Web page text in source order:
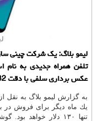
لیمو بلاگ: یك شركت چینی
عكس برداری سلفی با دقت 32 مگاپیكسل است.
به گزارش لیمو بلاگ به نقل
یك ماه دیگر برای فروش در
تنها ۱۳۰ دلار خواهد بود. گوشی مورد اشاره توسط